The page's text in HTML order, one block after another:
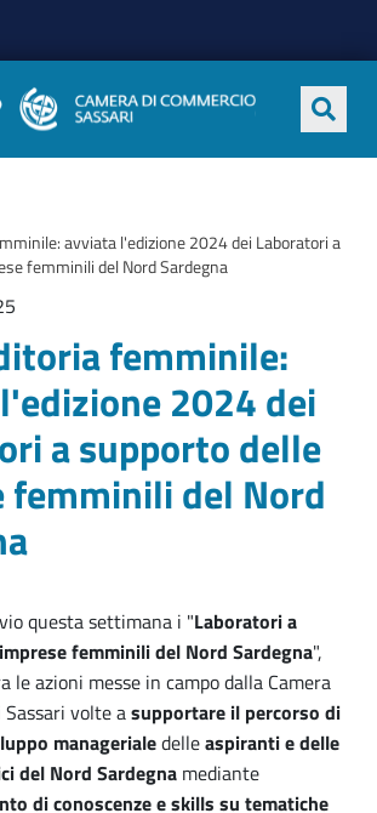
avviata l'edizione 2024 dei Laboratori a
femminili del Nord Sardegna
femminile:
2024 dei
a supporto delle
femminili del Nord
questa settimana i "Laboratori a
femminili del Nord Sardegna",
le azioni messe in campo dalla Camera
volte asupportare il percorso di
managerialedelleaspiranti e delle
del Nord Sardegna mediante
di conoscenze e skills su tematiche